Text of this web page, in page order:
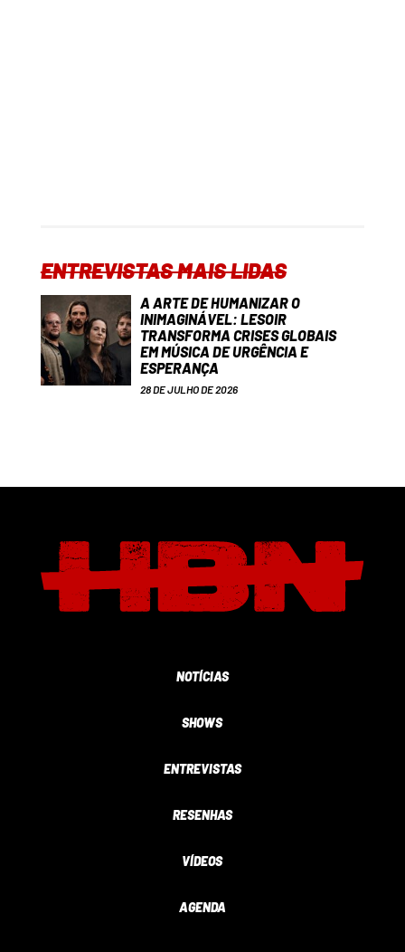
ENTREVISTAS MAIS LIDAS
A ARTE DE HUMANIZAR O
INIMAGINÁVEL: LESOIR
TRANSFORMA CRISES GLOBAIS
EM MÚSICA DE URGÊNCIA E
ESPERANÇA
28 DE JULHO DE 2026
NOTÍCIAS
SHOWS
ENTREVISTAS
RESENHAS
VÍDEOS
AGENDA